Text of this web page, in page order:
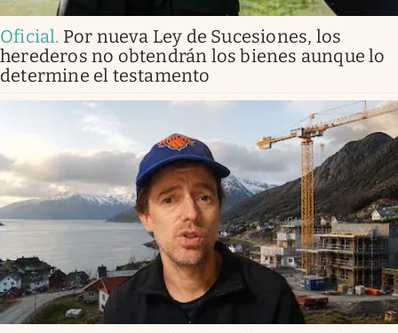
Oficial. Por nueva Ley de Sucesiones, los
herederos no obtendrán los bienes aunque lo
determine el testamento